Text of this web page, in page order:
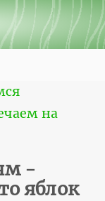
на
-
яблок